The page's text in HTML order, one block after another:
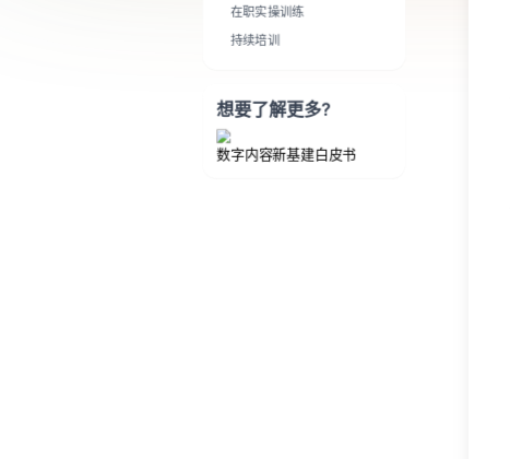
在职实操训练
持续培训
想要了解更多?
数字内容新基建白皮书